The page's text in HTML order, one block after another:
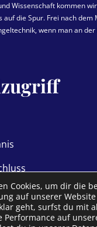
Wissenschaft kommen
auf die Spur. Frei nach dem
wenn man an
Cookies, um dir die
auf unserer
geht, surfst du mit
Performance auf